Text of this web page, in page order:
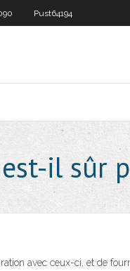
Pust64194
il sûr
avec ceux-ci, et de